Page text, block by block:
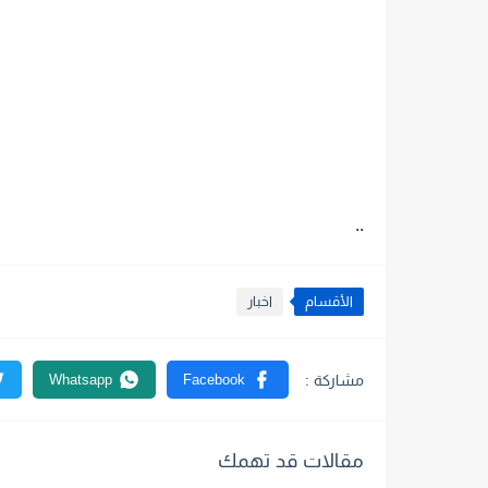
..
الأقسام اخبار
مقالات قد تهمك